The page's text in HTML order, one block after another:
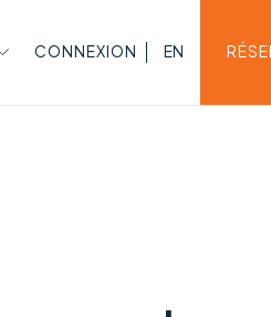
CONNEXION EN